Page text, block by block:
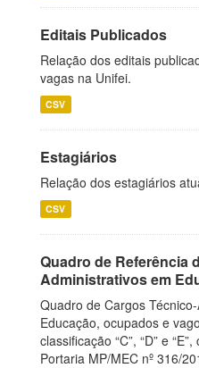
Editais Publicados
Relação dos editais
vagas na Unifei.
CSV
Estagiários
Relação dos estagiários
CSV
Quadro de Referência
Administrativos em
Quadro de Cargos
Educação, ocupados e
classificação “C”, “D” e
Portaria MP/MEC nº 316/